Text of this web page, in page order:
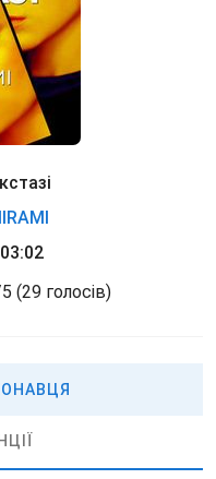
03:02
5 (29 голосів)